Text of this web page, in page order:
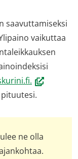
saavuttamiseksi
vaikuttaa
(avautuu
uuteen
toiseen
palveluun)
ne olla